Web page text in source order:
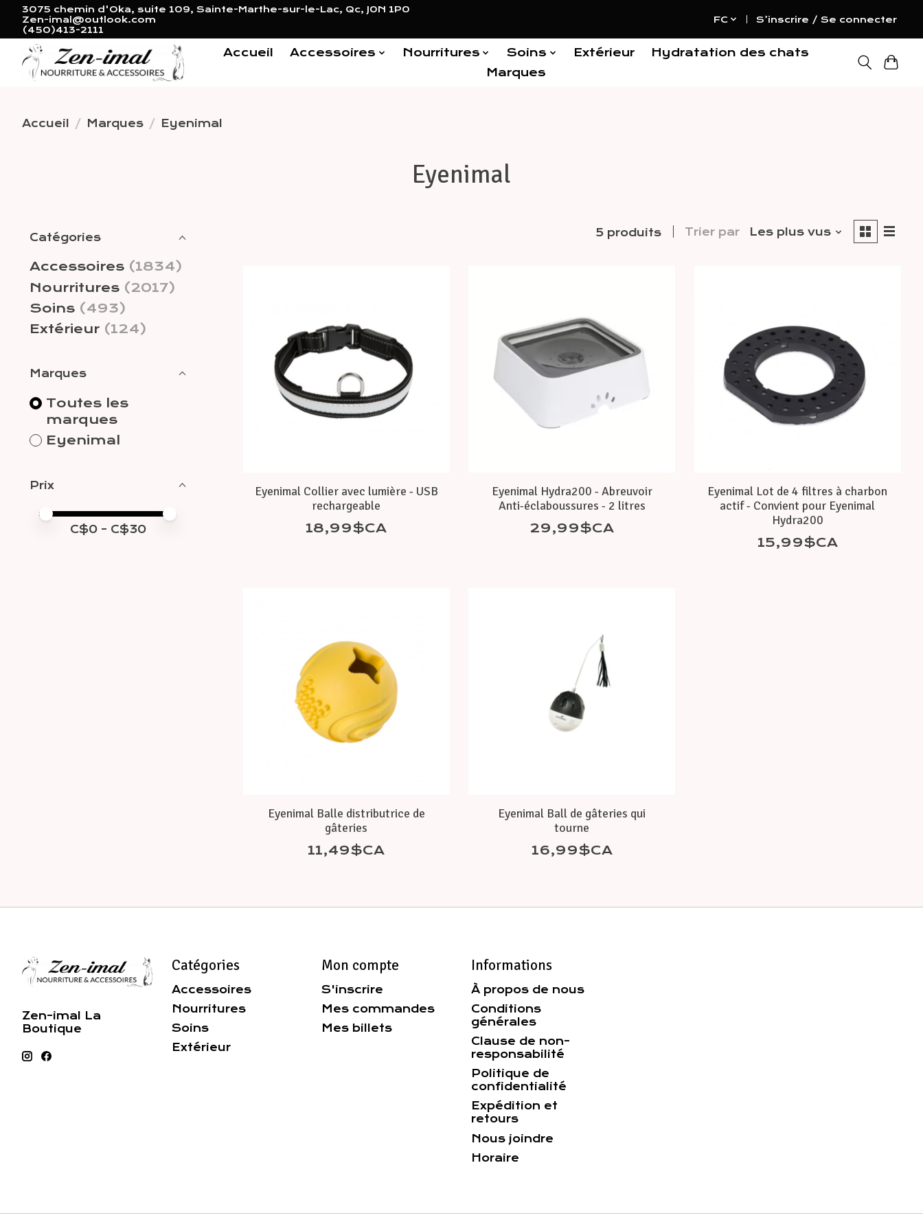
3075 chemin d'Oka, suite 109, Sainte-Marthe-sur-le-Lac, Qc, J0N 1P0
Zen-imal@outlook.com
(450)413-2111
FC S’inscrire / Se connecter
Accueil Accessoires Nourritures Soins Extérieur
Hydratation des chats
Marques
Accueil / Marques / Eyenimal
Eyenimal
Catégories
Accessoires (1834)
Nourritures (2017)
Soins (493)
Extérieur (124)
Marques
Toutes les
marques
Eyenimal
Prix
Prix minimum
Price maximum value
C$0- C$30
5 produits Trier par Les plus vus
Eyenimal Collier avec lumière - USB
rechargeable
18,99$CA
Eyenimal Hydra200 - Abreuvoir
Anti-éclaboussures - 2 litres
29,99$CA
Eyenimal Lot de 4 filtres à charbon
actif - Convient pour Eyenimal
Hydra200
15,99$CA
Eyenimal Balle distributrice de
gâteries
11,49$CA
Eyenimal Ball de gâteries qui
tourne
16,99$CA
Zen-imal La
Boutique
Catégories
Accessoires
Nourritures
Soins
Extérieur
Mon compte
S'inscrire
Mes commandes
Mes billets
Informations
À propos de nous
Conditions
générales
Clause de non-
responsabilité
Politique de
confidentialité
Expédition et
retours
Nous joindre
Horaire